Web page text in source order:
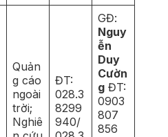
Quản
g cáo
ngoài
trời;
Nghiê
ĐT:
028.3
8299
940/
GĐ:
Nguy
ễn
Duy
Cườn
g ĐT:
0903
807
856